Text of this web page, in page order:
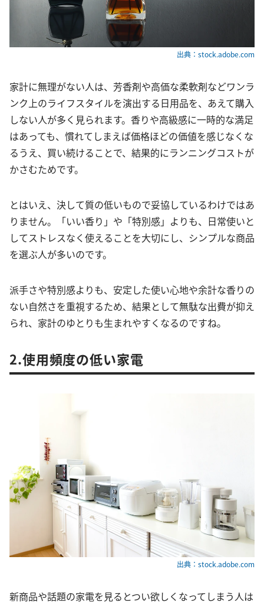
出典：stock.adobe.com
家計に無理がない人は、芳香剤や高価な柔軟剤などワンラ
ンク上のライフスタイルを演出する日用品を、あえて購入
しない人が多く見られます。香りや高級感に一時的な満足
はあっても、慣れてしまえば価格ほどの価値を感じなくな
るうえ、買い続けることで、結果的にランニングコストが
かさむためです。
とはいえ、決して質の低いもので妥協しているわけではあ
りません。「いい香り」や「特別感」よりも、日常使いと
してストレスなく使えることを大切にし、シンプルな商品
を選ぶ人が多いのです。
派手さや特別感よりも、安定した使い心地や余計な香りの
ない自然さを重視するため、結果として無駄な出費が抑え
られ、家計のゆとりも生まれやすくなるのですね。
2.使用頻度の低い家電
出典：stock.adobe.com
新商品や話題の家電を見るとつい欲しくなってしまう人は